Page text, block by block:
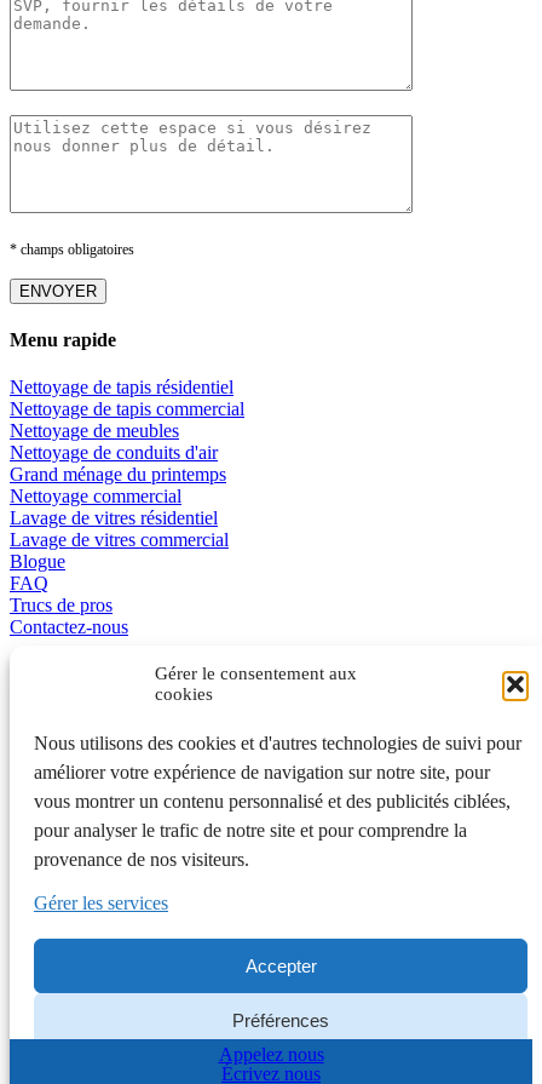
Gérer le consentement aux
cookies
Nous utilisons des cookies et d'autres technologies de suivi pour
améliorer votre expérience de navigation sur notre site, pour
vous montrer un contenu personnalisé et des publicités ciblées,
pour analyser le trafic de notre site et pour comprendre la
provenance de nos visiteurs.
Gérer les services
Accepter
Préférences
Politique de cookiesPolitique de confidentialité
* champs obligatoires
Menu rapide
Nettoyage de tapis résidentiel
Nettoyage de tapis commercial
Nettoyage de meubles
Nettoyage de conduits d'air
Grand ménage du printemps
Nettoyage commercial
Lavage de vitres résidentiel
Lavage de vitres commercial
Blogue
FAQ
Trucs de pros
Contactez-nous
English
401A, de la Grande-Côte, Rosemère QC J7A 1K7 450 970-3363
2Z9 514 992-7775 Montréal
Ouest de l'île • Rive-Sud 450 700-1673 • Québec 418 210-0156
© Nettoyage Experts | Tous droits réservés |
Appelez nous
Écrivez nous